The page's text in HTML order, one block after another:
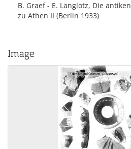
B. Graef - E. Langlotz, Die
zu Athen II (Berlin 1933)
Image